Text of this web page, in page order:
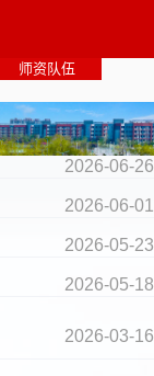
师资队伍
2026-06-26
2026-06-01
2026-05-23
2026-05-18
2026-03-16